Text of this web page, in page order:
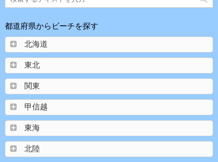
都道府県からビーチを探す
北海道
東北
関東
甲信越
東海
北陸